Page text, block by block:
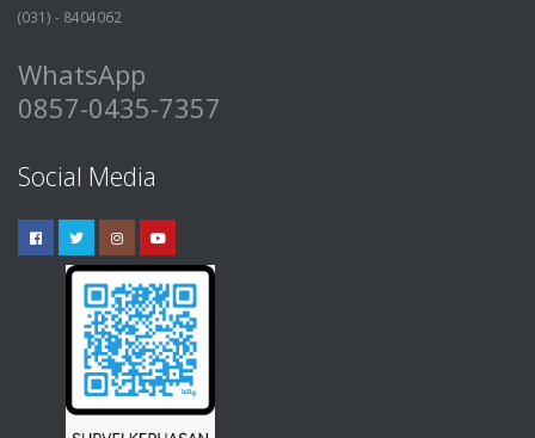
(031) - 8404062
WhatsApp
0857-0435-7357
Social Media